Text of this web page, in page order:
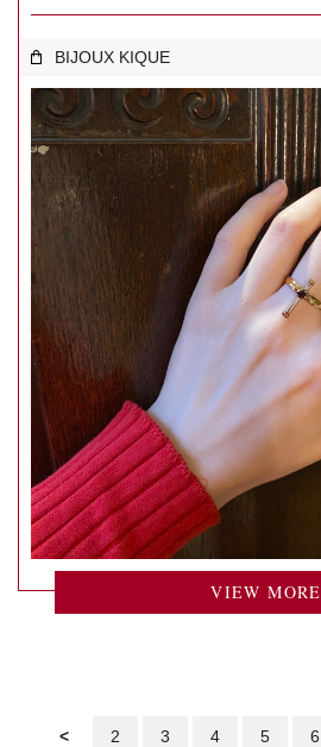
BIJOUX KIQUE
VIEW MORE
< 2 3 4 5 6